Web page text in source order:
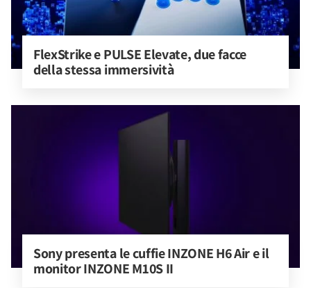
FlexStrike e PULSE Elevate, due facce
della stessa immersività
Sony presenta le cuffie INZONE H6 Air e il
monitor INZONE M10S II